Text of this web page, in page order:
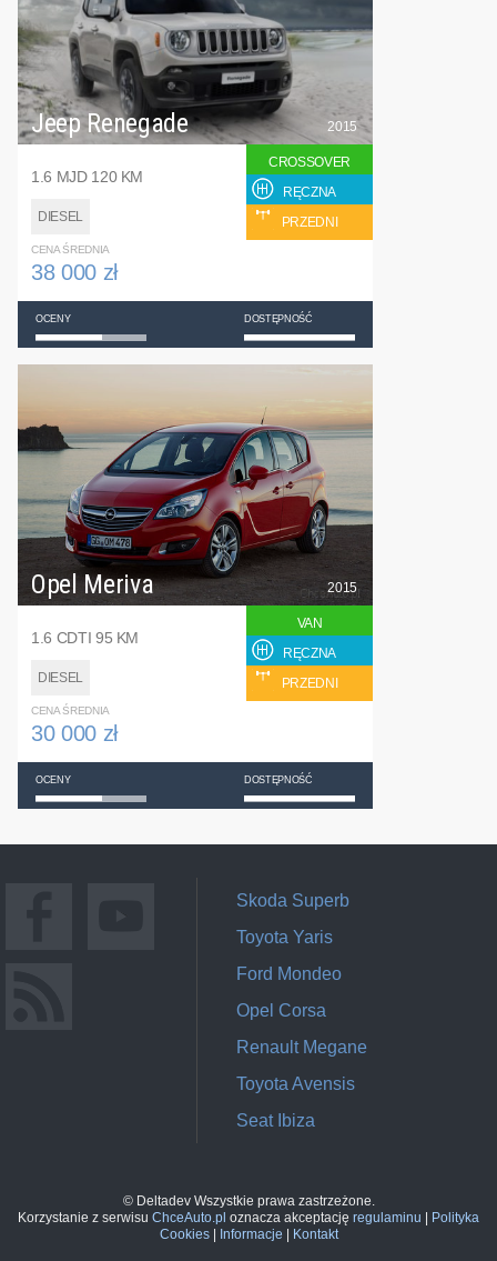
Jeep Renegade
1.6 MJD 120 KM
DIESEL
2015
CROSSOVER
RĘCZNA
PRZEDNI
CENA ŚREDNIA
38 000 zł
OCENY DOSTĘPNOŚĆ
Opel Meriva
1.6 CDTI 95 KM
DIESEL
2015
VAN
RĘCZNA
PRZEDNI
CENA ŚREDNIA
30 000 zł
OCENY DOSTĘPNOŚĆ
Skoda Superb
Toyota Yaris
Ford Mondeo
Opel Corsa
Renault Megane
Toyota Avensis
Seat Ibiza
© Deltadev Wszystkie prawa zastrzeżone.
Korzystanie z serwisu ChceAuto.pl oznacza akceptację regulaminu
Polityka
Cookies| Informacje Kontakt